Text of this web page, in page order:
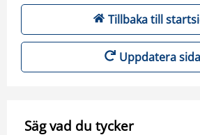
Tillbaka till
Uppdatera
Säg vad du tycker